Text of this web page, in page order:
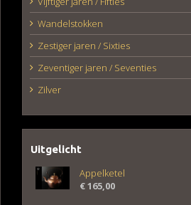
Wandelstokken
Zestiger jaren / Sixties
Zeventiger jaren / Seventies
Zilver
Uitgelicht
Appelketel
€165,00